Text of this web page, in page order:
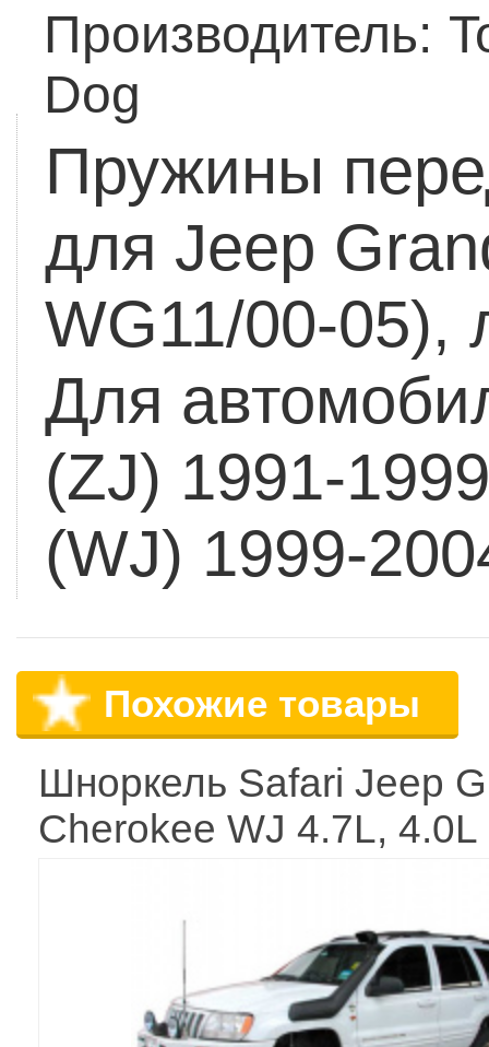
Производитель:
Dog
Пружины
для Jeep
WG11/00-05),
Для
(ZJ) 1991-
(WJ) 1999-
Похожие товары
Шноркель Safari Jeep
Cherokee WJ 4.7L, 4.0L